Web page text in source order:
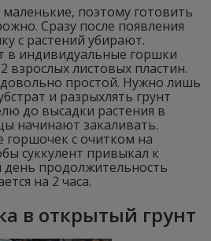
поэтому готовить
Сразу после появления
с растений убирают.
в индивидуальные горшки
взрослых листовых пластин.
довольно простой. Нужно лишь
и разрыхлять грунт
до высадки растения в
начинают закаливать.
горшочек с очитком на
суккулент привыкал к
продолжительность
на 2 часа.
в открытый грунт